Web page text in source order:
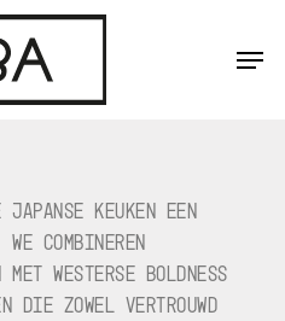
MENU
KEUKEN EEN
COMBINEREN
WESTERSE BOLDNESS
DIE ZOWEL VERTROUWD